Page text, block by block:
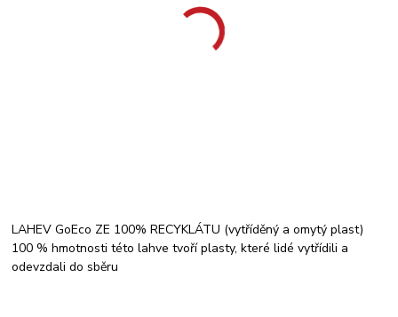
LAHEV GoEco ZE 100% RECYKLÁTU (vytříděný a omytý plast)
100 % hmotnosti této lahve tvoří plasty, které lidé vytřídili a
odevzdali do sběru